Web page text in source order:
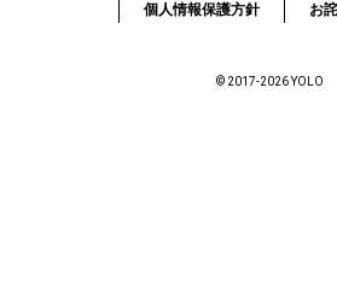
個人情報保護方針 お
© 2017-2026 YOLO